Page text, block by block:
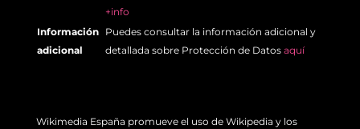
+info
Información
adicional
Puedes consultar la información adicional y
detallada sobre Protección de Datos aquí
Wikimedia España promueve el uso de Wikipedia y los